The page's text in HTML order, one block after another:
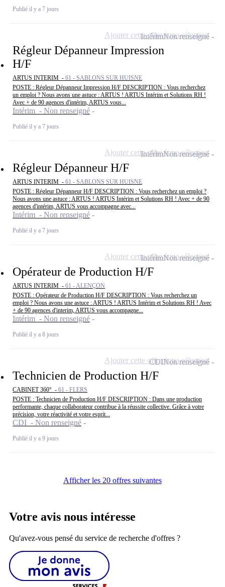
Publié il y a 7 jours
Régleur Dépanneur Impression
H/F
ARTUS INTERIM - 61 - SABLONS SUR HUISNE
POSTE : Régleur Dépanneur Impression H/F DESCRIPTION : Vous recherchez
un emploi ? Nous avons une astuce : ARTUS ! ARTUS Intérim et Solutions RH !
Avec + de 90 agences d'intérim, ARTUS vous...
Intérim - Non renseigné
Publié il y a 7 jours
IntérimNon renseigné
Ajouter cette offre à ma sélection
Régleur Dépanneur H/F
ARTUS INTERIM - 61 - SABLONS SUR HUISNE
POSTE : Régleur Dépanneur H/F DESCRIPTION : Vous recherchez un emploi ?
Nous avons une astuce : ARTUS ! ARTUS Intérim et Solutions RH ! Avec + de 90
agences d'intérim, ARTUS vous accompagne avec...
Intérim - Non renseigné
Publié il y a 7 jours
IntérimNon renseigné
Ajouter cette offre à ma sélection
Opérateur de Production H/F
ARTUS INTERIM - 61 - ALENÇON
POSTE : Opérateur de Production H/F DESCRIPTION : Vous recherchez un
emploi ? Nous avons une astuce : ARTUS ! ARTUS Intérim et Solutions RH ! Avec
+ de 90 agences d'interim, ARTUS vous accompagne...
Intérim - Non renseigné
Publié il y a 8 jours
IntérimNon renseigné
Ajouter cette offre à ma sélection
Technicien de Production H/F
CABINET 360° - 61 - FLERS
POSTE : Technicien de Production H/F DESCRIPTION : Dans une production
performante, chaque collaborateur contribue à la réussite collective. Grâce à votre
précision, votre réactivité et votre esprit...
CDI - Non renseigné
Publié il y a 9 jours
CDINon renseigné
Ajouter cette offre à ma sélection
Afficher les 20 offres suivantes
Votre avis nous intéresse
Qu'avez-vous pensé du service de recherche d'offres ?